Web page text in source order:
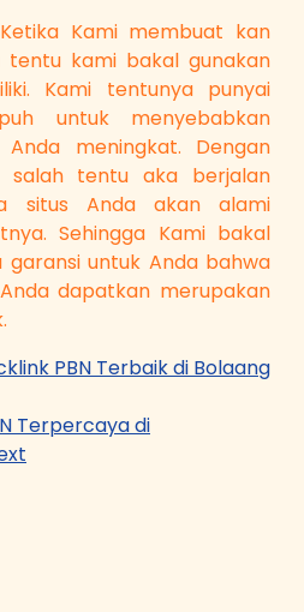
Kami membuat kan
tentu kami bakal gunakan
Kami tentunya punyai
untuk menyebabkan
meningkat. Dengan
salah tentu aka berjalan
situs Anda akan alami
Sehingga Kami bakal
garansi untuk Anda bahwa
dapatkan merupakan
PBN Terbaik di Bolaang
Terpercaya di